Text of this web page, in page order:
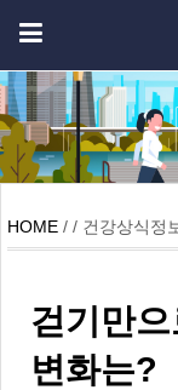
HOME / / 건강상식정
걷기만
변화는?